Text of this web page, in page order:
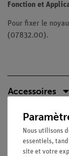
Fonction et
Pour fixer le
(07832.00).
Accessoires
Nous utilisons
essentiels,
site et votre